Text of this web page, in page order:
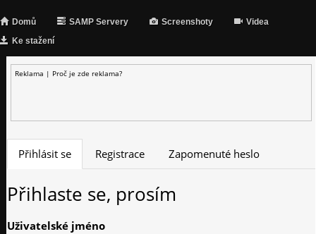
Domů SAMP Servery Screenshoty
Videa
Ke stažení
Reklama | Proč je zde reklama?
Přihlásit se Registrace Zapomenuté heslo
Přihlaste se, prosím
Uživatelské jméno